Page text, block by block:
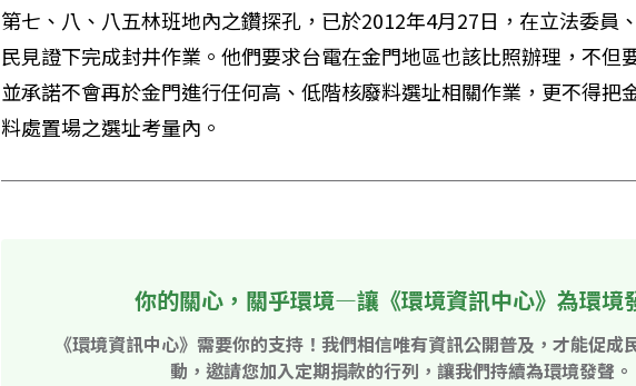
第七、八、八五林班地內之鑽探孔，已於2012年4月27日，在立法委員
民見證下完成封井作業。他們要求台電在金門地區也該比照辦理，不但
並承諾不會再於金門進行任何高、低階核廢料選址相關作業，更不得把
料處置場之選址考量內。
你的關心，關乎環境—讓《環境資訊中心》為環境
《環境資訊中心》需要你的支持！我們相信唯有資訊公開普及，才能促成
動，邀請您加入定期捐款的行列，讓我們持續為環境發聲。